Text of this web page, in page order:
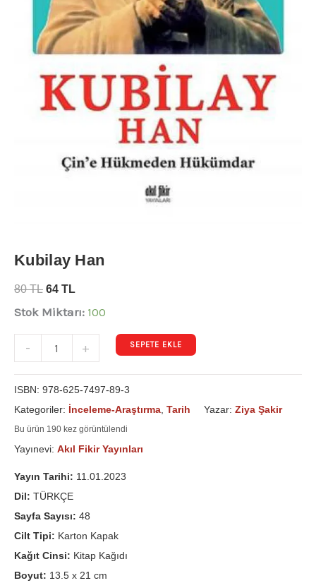
Kubilay Han
80TL 64 TL
Stok Miktarı: 100
- + SEPETE EKLE
ISBN: 978-625-7497-89-3
Kategoriler: İnceleme-Araştırma Tarih Yazar: Ziya Şakir
Bu ürün 190 kez görüntülendi
Yayınevi: Akıl Fikir Yayınları
Yayın Tarihi: 11.01.2023
Dil: TÜRKÇE
Sayfa Sayısı: 48
Cilt Tipi: Karton Kapak
Kağıt Cinsi: Kitap Kağıdı
Boyut: 13.5 x 21 cm